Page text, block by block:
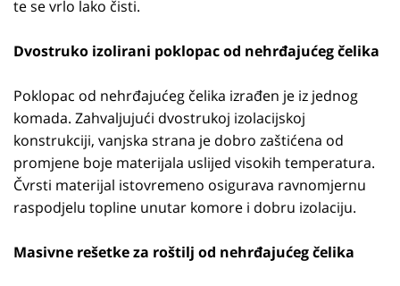
te se vrlo lako čisti.
Dvostruko izolirani poklopac od nehrđajućeg čelika
Poklopac od nehrđajućeg čelika izrađen je iz jednog
komada. Zahvaljujući dvostrukoj izolacijskoj
konstrukciji, vanjska strana je dobro zaštićena od
promjene boje materijala uslijed visokih temperatura.
Čvrsti materijal istovremeno osigurava ravnomjernu
raspodjelu topline unutar komore i dobru izolaciju.
Masivne rešetke za roštilj od nehrđajućeg čelika